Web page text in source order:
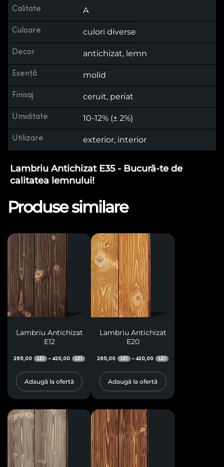
Calitate A
Culoare culori diverse
Decor antichizat, lemn
Esență molid
Finisaj ceruit, periat
Umiditate 10-12% (± 2%)
Utilizare exterior, interior
Lambriu Antichizat E35 - Bucură-te de
calitatea lemnului!
Produse similare
Lambriu Antichizat
E12
265,00 LEI –420,00 LEI
Adaugă la ofertă
Lambriu Antichizat
E20
265,00 LEI –420,00 LEI
Adaugă la ofertă